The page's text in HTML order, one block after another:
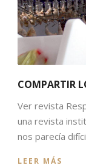
COMPARTIR
Ver revista
una revista
nos parecía
LEER MÁS